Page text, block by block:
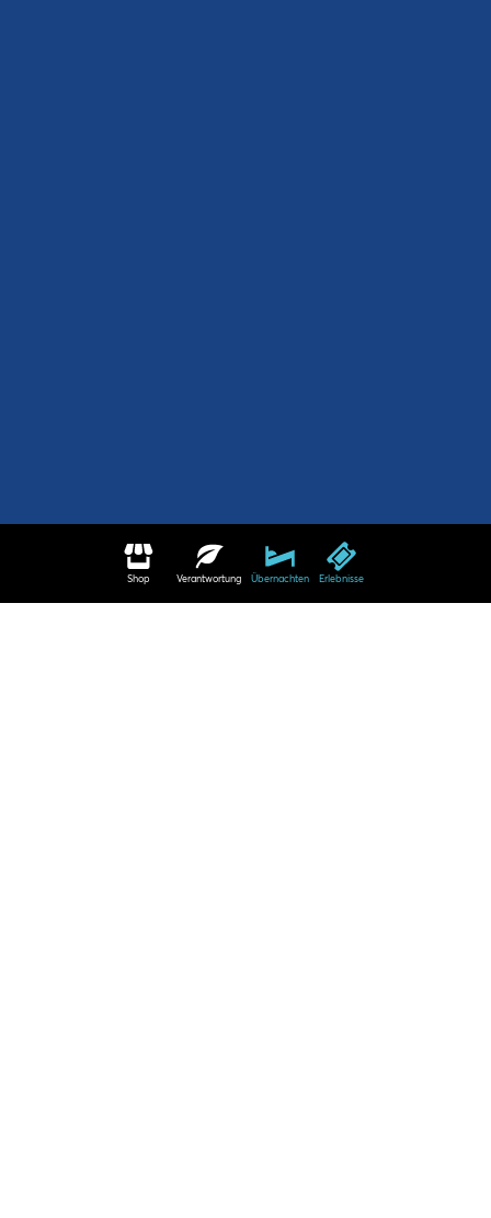
Shop Verantwortung Übernachten Erlebnisse